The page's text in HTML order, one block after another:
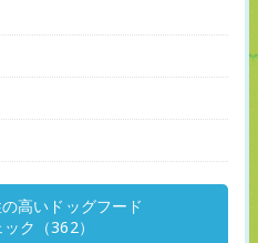
高いドッグフード
ク（362）